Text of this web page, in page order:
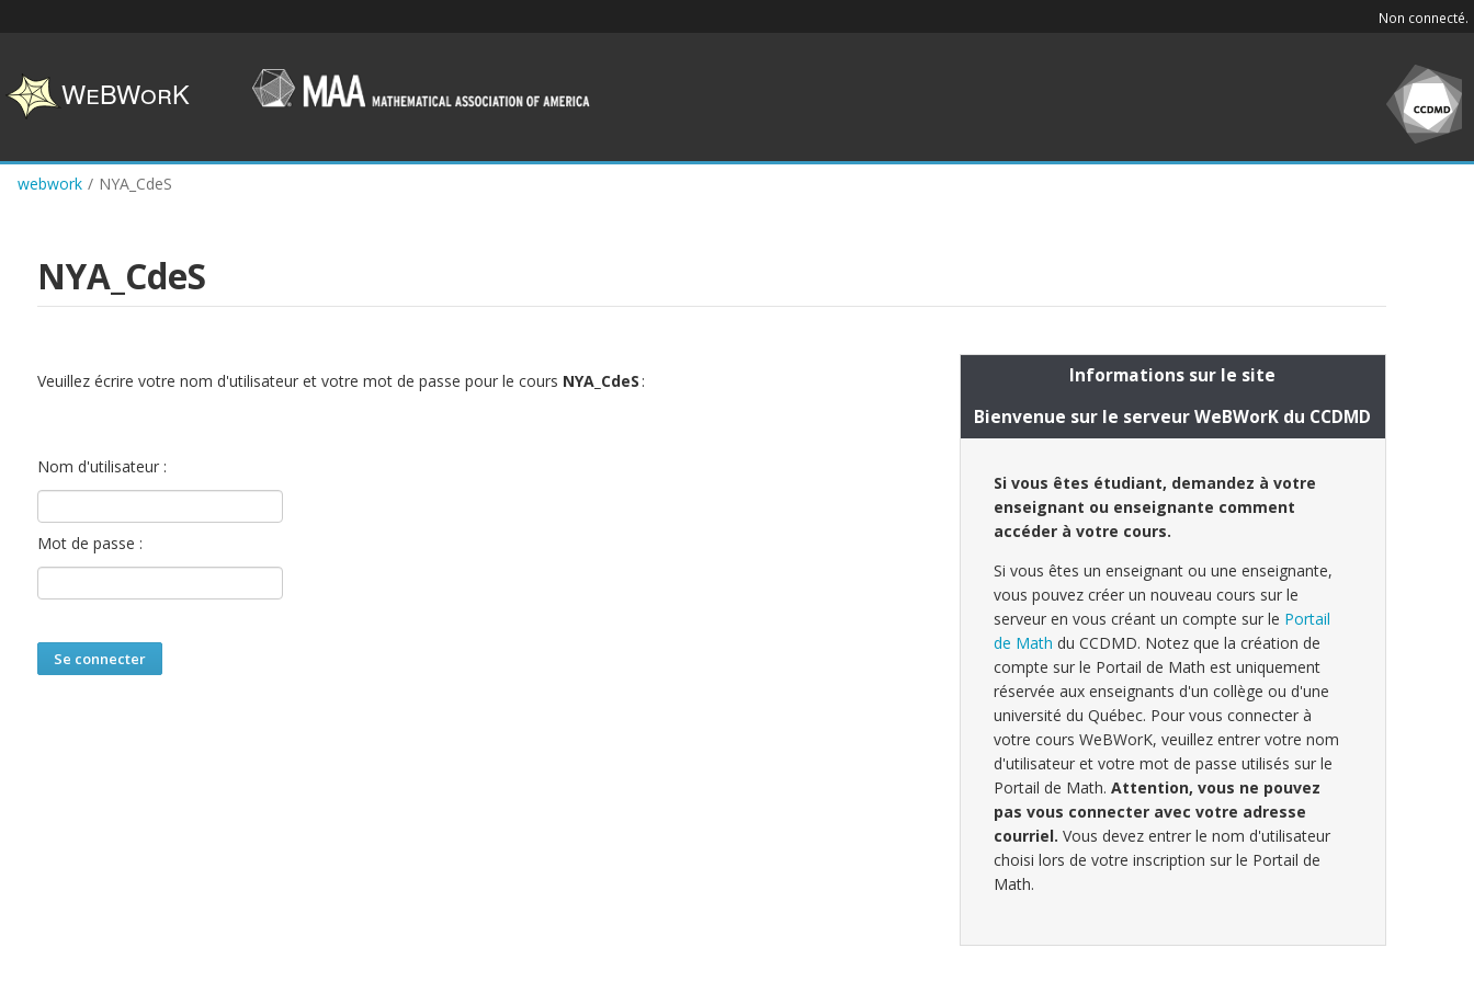
content
Non connecté.
webwork / NYA_CdeS
NYA_CdeS
Veuillez écrire votre nom d'utilisateur et votre mot de passe pour le cours NYA_CdeS :
Nom d'utilisateur :
Mot de passe :
Informations sur le site
Bienvenue sur le serveur WeBWorK du CCDMD
Si vous êtes étudiant, demandez à votre
enseignant ou enseignante comment
accéder à votre cours.
Si vous êtes un enseignant ou une enseignante,
vous pouvez créer un nouveau cours sur le
serveur en vous créant un compte sur le Portail
de Math du CCDMD. Notez que la création de
compte sur le Portail de Math est uniquement
réservée aux enseignants d'un collège ou d'une
université du Québec. Pour vous connecter à
votre cours WeBWorK, veuillez entrer votre nom
d'utilisateur et votre mot de passe utilisés sur le
Portail de Math. Attention, vous ne pouvez
pas vous connecter avec votre adresse
courriel. Vous devez entrer le nom d'utilisateur
choisi lors de votre inscription sur le Portail de
Math.